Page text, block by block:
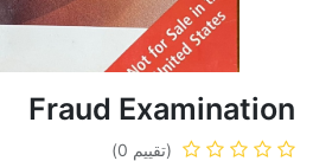
Fraud Examination
(تقييم 0)